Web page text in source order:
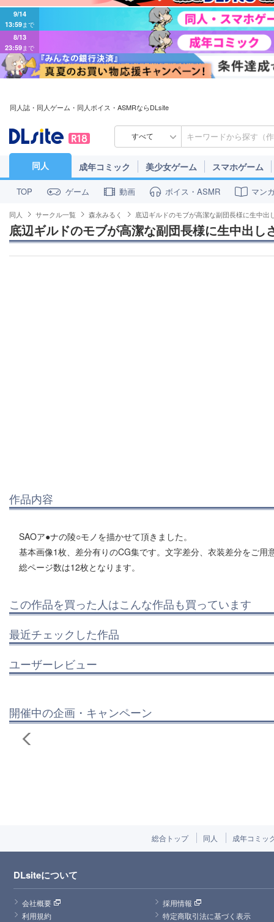
9/14
13:59 まで
8/13
23:59
同人誌・同人ゲーム・同人ボイス・ASMRならDLsite
すべて
同人 成年コミック 美少女ゲーム スマホゲーム
TOP ゲーム 動画 ボイス・ASMR マン
同人 サークル一覧 森永みるく 底辺ギルドのモブが高潔な副団長様に生中出
底辺ギルドのモブが高潔な副団長様に生中出し
作品内容
SAOア●ナの陵○モノを描かせて頂きました。
基本画像1枚、差分有りのCG集です。文字差分、衣装差分をご用
総ページ数は12枚となります。
この作品を買った人はこんな作品も買っています
最近チェックした作品
ユーザーレビュー
開催中の企画・キャンペーン
総合トップ 同人 成年コミッ
DLsiteについて
会社概要
採用情報
利用規約
特定商取引法に基づく表示